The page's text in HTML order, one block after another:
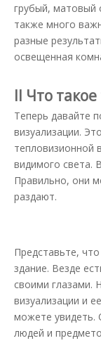
грубый, матовый
также много
разные
освещенная
II Что
Теперь давайте
визуализации.
тепловизионной
видимого света.
Правильно, они
раздают.
Представьте,
здание. Везде
своими глазами.
визуализации и
можете увидеть.
людей и